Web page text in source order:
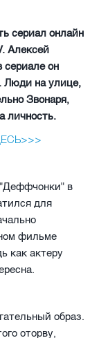
сериал онлайн
Алексей
сериале он
Люди на улице,
Звонаря,
личность.
"Деффчонки" в
для
фильме
как актеру
образ.
оторву,